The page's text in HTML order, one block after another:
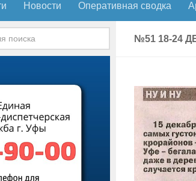
Новости Оперативная сводка
№51 18-24